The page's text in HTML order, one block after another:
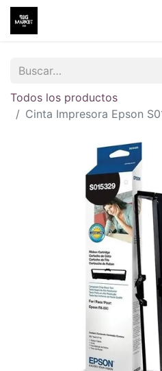
Todos los productos
Cinta Impresora Epson